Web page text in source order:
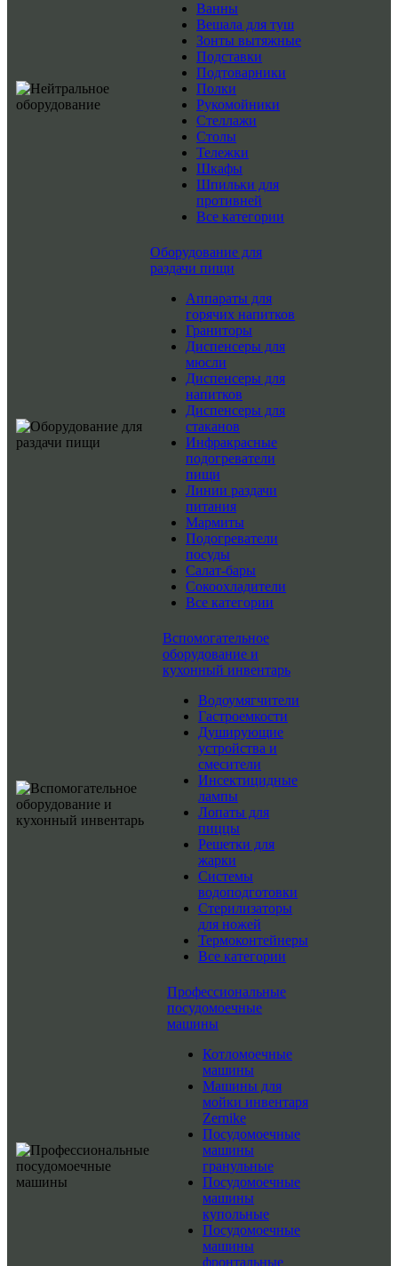
Ванны
Вешала для туш
Зонты вытяжные
Подставки
Подтоварники
Полки
Рукомойники
Стеллажи
Столы
Тележки
Шкафы
Шпильки для
противней
Все категории
Оборудование для
раздачи пищи
Аппараты для
горячих напитков
Граниторы
Диспенсеры для
мюсли
Диспенсеры для
напитков
Диспенсеры для
стаканов
Инфракрасные
подогреватели
пищи
Линии раздачи
питания
Мармиты
Подогреватели
посуды
Салат-бары
Сокоохладители
Все категории
Вспомогательное
оборудование и
кухонный инвентарь
Водоумягчители
Гастроемкости
Душирующие
устройства и
смесители
Инсектицидные
лампы
Лопаты для
пиццы
Решетки для
жарки
Системы
водоподготовки
Стерилизаторы
для ножей
Термоконтейнеры
Все категории
Профессиональные
посудомоечные
машины
Котломоечные
машины
Машины для
мойки инвентаря
Zernike
Посудомоечные
машины
гранульные
Посудомоечные
машины
купольные
Посудомоечные
машины
фронтальные